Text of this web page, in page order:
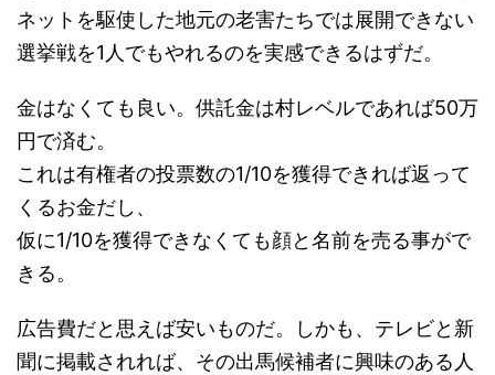
ネットを駆使した地元の老害たちでは展開できない
選挙戦を1人でもやれるのを実感できるはずだ。
金はなくても良い。供託金は村レベルであれば50万
円で済む。
これは有権者の投票数の1/10を獲得できれば返って
くるお金だし、
仮に1/10を獲得できなくても顔と名前を売る事がで
きる。
広告費だと思えば安いものだ。しかも、テレビと新
聞に掲載されれば、その出馬候補者に興味のある人